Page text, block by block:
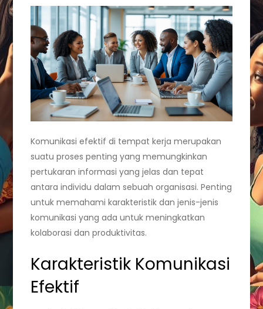
Komunikasi efektif di tempat kerja merupakan
suatu proses penting yang memungkinkan
pertukaran informasi yang jelas dan tepat
antara individu dalam sebuah organisasi. Penting
untuk memahami karakteristik dan jenis-jenis
komunikasi yang ada untuk meningkatkan
kolaborasi dan produktivitas.
Karakteristik Komunikasi
Efektif